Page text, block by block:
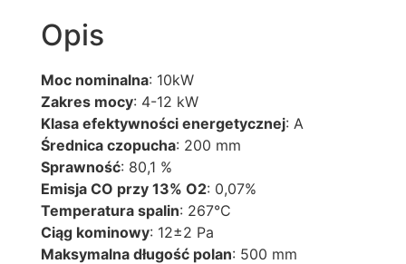
Opis
Moc nominalna: 10kW
Zakres mocy: 4-12 kW
Klasa efektywności energetycznej: A
Średnica czopucha: 200 mm
Sprawność: 80,1 %
Emisja CO przy 13% O2: 0,07%
Temperatura spalin: 267°C
Ciąg kominowy: 12±2 Pa
Maksymalna długość polan: 500 mm